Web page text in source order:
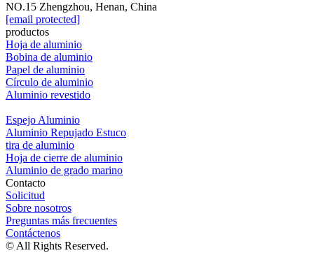
NO.15 Zhengzhou, Henan, China
[email protected]
productos
Hoja de aluminio
Bobina de aluminio
Papel de aluminio
Círculo de aluminio
Aluminio revestido
Espejo Aluminio
Aluminio Repujado Estuco
tira de aluminio
Hoja de cierre de aluminio
Aluminio de grado marino
Contacto
Solicitud
Sobre nosotros
Preguntas más frecuentes
Contáctenos
© All Rights Reserved.